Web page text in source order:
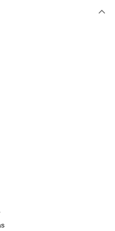
款」的支付方式。 讓您購物簡單
需儲值。
可結帳。
。
後，將跳轉至「AFTEE先享後付」
簡訊。
方視為交易完成。
費，但若您需要取消訂單，請聯絡
單仍視為有效，需透過AFTEE先享
」之結帳頁面顯示為準，若有關於
運費
運費
運費